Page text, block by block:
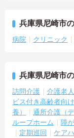
兵庫県尼崎市
病院 クリニック
兵庫県尼崎市
訪問介護 介護老
ビス付き高齢者向
養）
通所介護（
ループホーム
障
定期巡回
ケア